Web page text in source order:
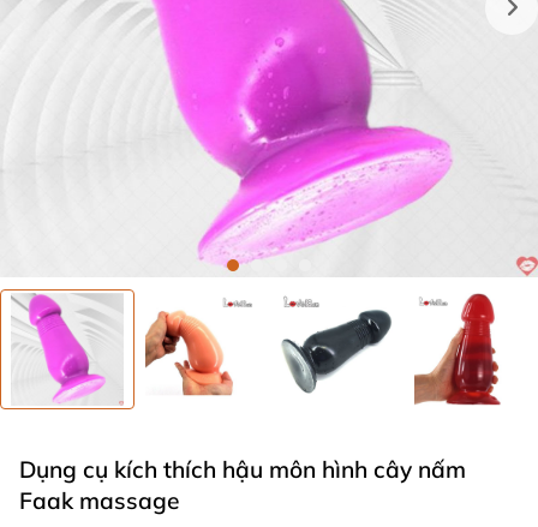
Dụng cụ kích thích hậu môn hình cây nấm
Faak massage